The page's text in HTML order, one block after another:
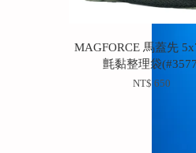
MAGFORCE 馬蓋先
氈黏整理袋
NT$ 650